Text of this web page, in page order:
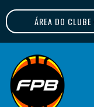
ÁREA DO CLUBE
FPB